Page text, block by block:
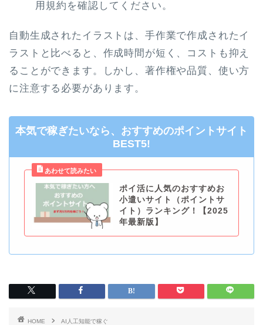
用規約を確認してください。
自動生成されたイラストは、手作業で作成されたイ
ラストと比べると、作成時間が短く、コストも抑え
ることができます。しかし、著作権や品質、使い方
に注意する必要があります。
本気で稼ぎたいなら、おすすめのポイントサイト
BEST5!
ポイ活に人気のおすすめお
小遣いサイト（ポイントサ
イト）ランキング！【2025
年最新版】
HOME
AI人工知能で稼ぐ